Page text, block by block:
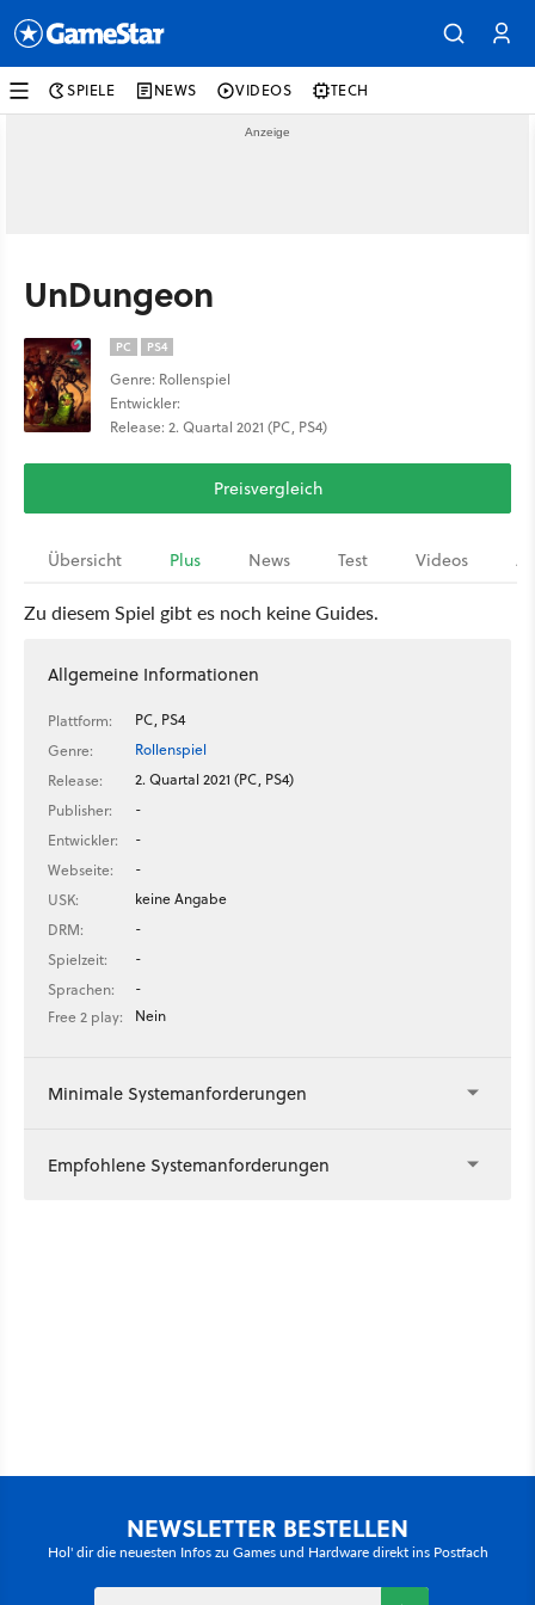
SPIELE NEWS VIDEOS TECH
UnDungeon
PC PS4
Genre: Rollenspiel
Entwickler:
Release: 2. Quartal 2021 (PC, PS4)
Preisvergleich
Übersicht Plus News Test Videos
Zu diesem Spiel gibt es noch keine Guides.
Allgemeine Informationen
Plattform:
PC, PS4
Genre:
Rollenspiel
Release:
2. Quartal 2021 (PC, PS4)
Publisher:
-
Entwickler:
-
Webseite:
-
USK:
keine Angabe
DRM:
-
Spielzeit:
-
Sprachen:
-
Free 2 play:
Nein
Minimale Systemanforderungen
Empfohlene Systemanforderungen
NEWSLETTER BESTELLEN
Hol' dir die neuesten Infos zu Games und Hardware direkt ins Postfach